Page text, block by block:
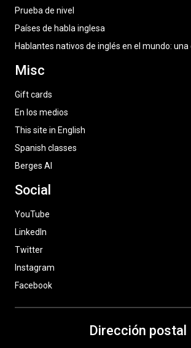
Prueba de nivel
Países de habla inglesa
Hablantes nativos de inglés en el mundo:
Misc
Gift cards
En los medios
This site in English
Spanish classes
Berges AI
Social
YouTube
LinkedIn
Twitter
Instagram
Facebook
Dirección postal